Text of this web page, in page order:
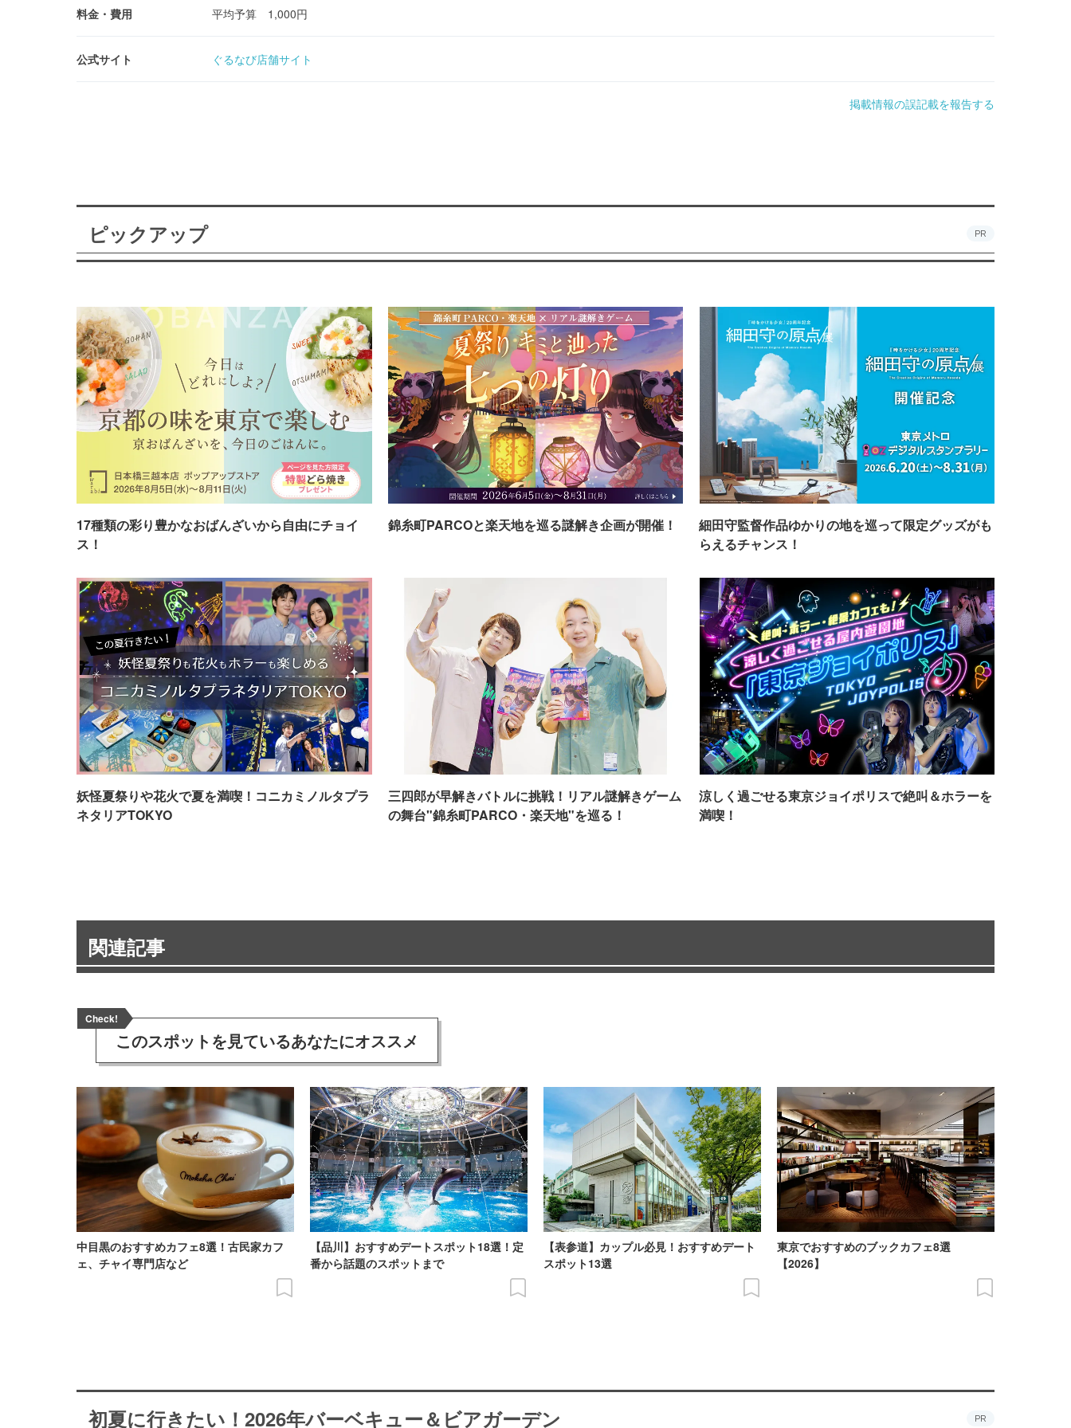
料金・費用 平均予算 1,000円
公式サイト ぐるなび店舗サイト
掲載情報の誤記載を報告する
ピックアップ PR
17種類の彩り豊かなおばんざいから自由にチョイ
ス！
錦糸町PARCOと楽天地を巡る謎解き企画が開催！
細田守監督作品ゆかりの地を巡って限定グッズがも
らえるチャンス！
妖怪夏祭りや花火で夏を満喫！コニカミノルタプラ
ネタリアTOKYO
三四郎が早解きバトルに挑戦！リアル謎解きゲーム
の舞台"錦糸町PARCO・楽天地"を巡る！
涼しく過ごせる東京ジョイポリスで絶叫＆ホラーを
満喫！
関連記事
Check!
このスポットを見ているあなたにオススメ
中目黒のおすすめカフェ8選！古民家カフ
ェ、チャイ専門店など
【品川】おすすめデートスポット18選！定
番から話題のスポットまで
【表参道】カップル必見！おすすめデート
スポット13選
東京でおすすめのブックカフェ8選
【2026】
初夏に行きたい！2026年バーベキュー＆ビアガーデン PR